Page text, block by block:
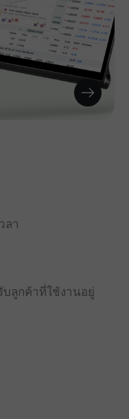
ลา
ลูกค้าที่ใช้งานอยู่